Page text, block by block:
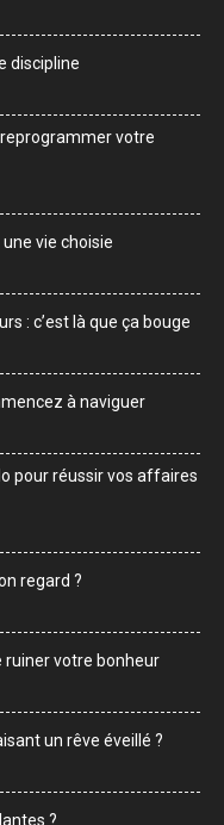
discipline
votre
vie choisie
: c’est là que ça bouge
à naviguer
pour réussir vos affaires
regard ?
ruiner votre bonheur
un rêve éveillé ?
?